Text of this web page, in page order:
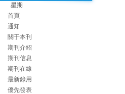
星期
首頁
通知
關于本刊
期刊介紹
期刊信息
期刊在線
最新錄用
優先發表